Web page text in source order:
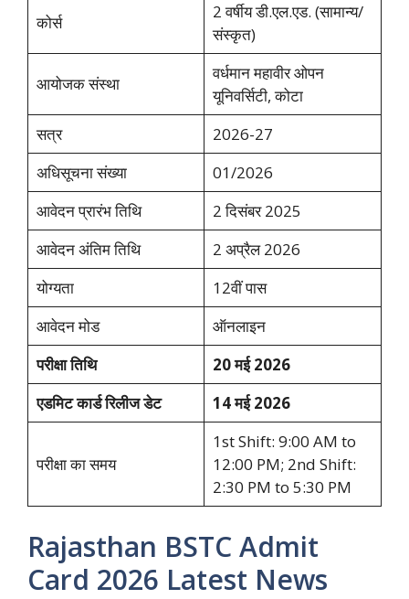
कोर्स
2 वर्षीय डी.एल.एड. (सामान्य/
संस्कृत)
आयोजक संस्था
वर्धमान महावीर ओपन
यूनिवर्सिटी, कोटा
सत्र
2026-27
अधिसूचना संख्या
01/2026
आवेदन प्रारंभ तिथि
2 दिसंबर 2025
आवेदन अंतिम तिथि
2 अप्रैल 2026
योग्यता
12वीं पास
आवेदन मोड
ऑनलाइन
परीक्षा तिथि
20 मई 2026
एडमिट कार्ड रिलीज डेट
14 मई 2026
परीक्षा का समय
1st Shift: 9:00 AM to
12:00 PM; 2nd Shift:
2:30 PM to 5:30 PM
Rajasthan BSTC Admit
Card 2026 Latest News